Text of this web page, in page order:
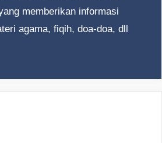
memberikan informasi
agama, fiqih, doa-doa, dll